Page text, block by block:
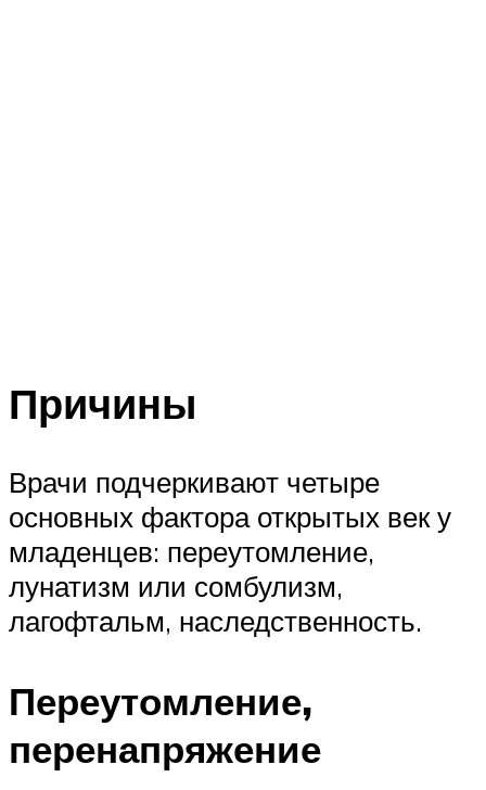
Причины
Врачи подчеркивают четыре
основных фактора открытых век у
младенцев: переутомление,
лунатизм или сомбулизм,
лагофтальм, наследственность.
Переутомление,
перенапряжение